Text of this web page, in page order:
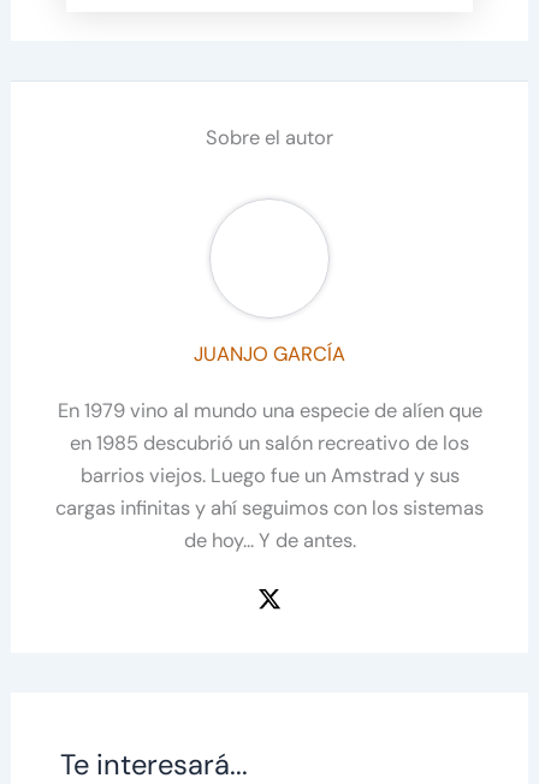
Sobre el autor
JUANJO GARCÍA
En 1979 vino al mundo una especie de alíen que
en 1985 descubrió un salón recreativo de los
barrios viejos. Luego fue un Amstrad y sus
cargas infinitas y ahí seguimos con los sistemas
de hoy... Y de antes.
Te interesará...